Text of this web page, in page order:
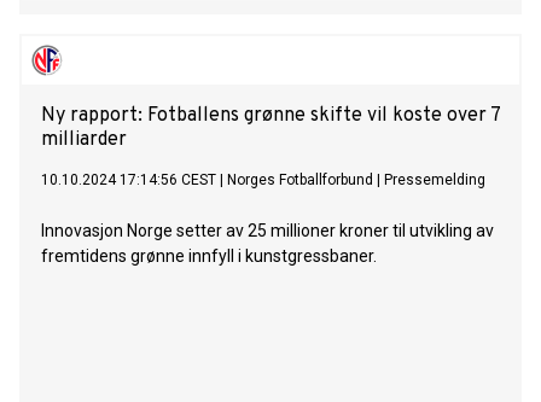
Ny rapport: Fotballens grønne skifte vil koste over 7
milliarder
10.10.2024 17:14:56 CEST Norges Fotballforbund Pressemelding
Innovasjon Norge setter av 25 millioner kroner til utvikling av
fremtidens grønne innfyll i kunstgressbaner.